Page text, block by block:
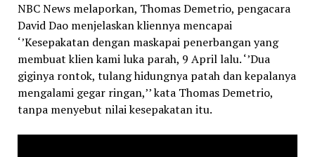
NBC News melaporkan, Thomas Demetrio, pengacara
David Dao menjelaskan kliennya mencapai
‘’Kesepakatan dengan maskapai penerbangan yang
membuat klien kami luka parah, 9 April lalu. ‘’Dua
giginya rontok, tulang hidungnya patah dan kepalanya
mengalami gegar ringan,’’ kata Thomas Demetrio,
tanpa menyebut nilai kesepakatan itu.